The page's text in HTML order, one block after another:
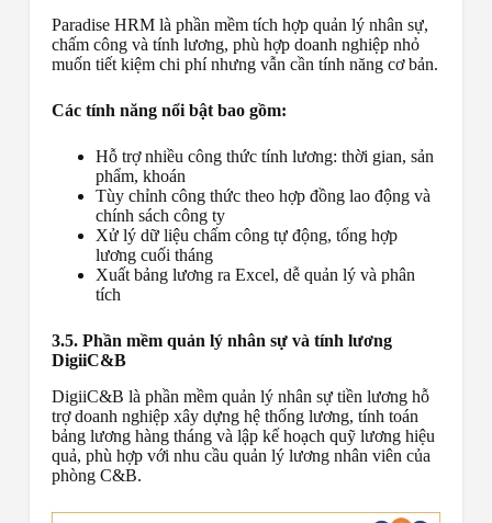
Paradise HRM là phần mềm tích hợp quản lý nhân sự,
chấm công và tính lương, phù hợp doanh nghiệp nhỏ
muốn tiết kiệm chi phí nhưng vẫn cần tính năng cơ bản.
Các tính năng nổi bật bao gồm:
Hỗ trợ nhiều công thức tính lương: thời gian, sản
phẩm, khoán
Tùy chỉnh công thức theo hợp đồng lao động và
chính sách công ty
Xử lý dữ liệu chấm công tự động, tổng hợp
lương cuối tháng
Xuất bảng lương ra Excel, dễ quản lý và phân
tích
3.5. Phần mềm quản lý nhân sự và tính lương
DigiiC&B
DigiiC&B là phần mềm quản lý nhân sự tiền lương hỗ
trợ doanh nghiệp xây dựng hệ thống lương, tính toán
bảng lương hàng tháng và lập kế hoạch quỹ lương hiệu
quả, phù hợp với nhu cầu quản lý lương nhân viên của
phòng C&B.